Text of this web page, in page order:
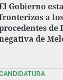
Gobierno
a
de